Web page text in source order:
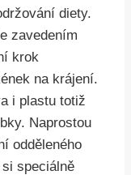
diety.
zavedením
krok
na krájení.
i plastu totiž
Naprostou
odděleného
speciálně